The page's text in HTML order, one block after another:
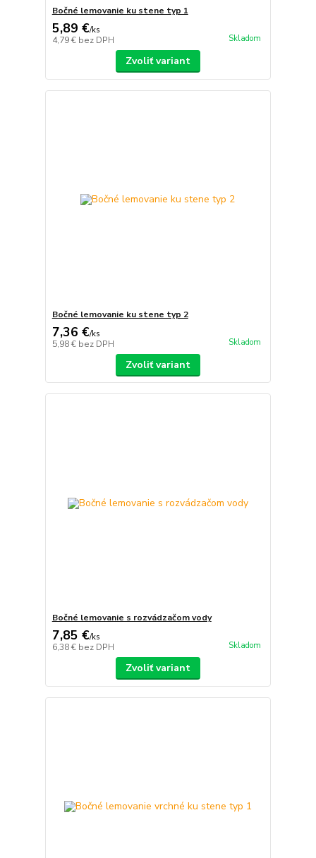
Bočné lemovanie ku stene typ 1
5,89 €/ks
4,79 € bez DPH Skladom
Zvoliť variant
Bočné lemovanie ku stene typ 2
7,36 €/ks
5,98 € bez DPH Skladom
Zvoliť variant
Bočné lemovanie s rozvádzačom vody
7,85 €/ks
6,38 € bez DPH Skladom
Zvoliť variant